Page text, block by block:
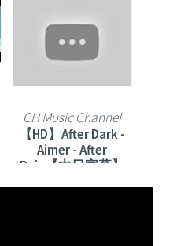
CH Music Channel
【HD】After Dark -
Aimer - After
Rain【中日字幕】